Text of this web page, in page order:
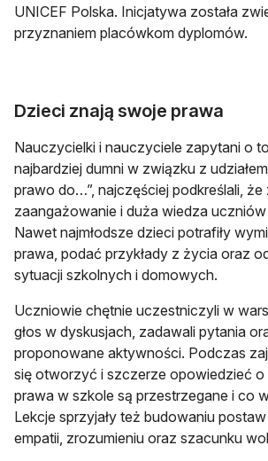
UNICEF Polska. Inicjatywa została
przyznaniem placówkom dyplomów.
Dzieci znają swoje prawa
Nauczycielki i nauczyciele zapytani o
najbardziej dumni w związku z
prawo do…”, najczęściej podkreślali, że
zaangażowanie i duża wiedza
Nawet najmłodsze dzieci potrafiły
prawa, podać przykłady z życia oraz
sytuacji szkolnych i domowych.
Uczniowie chętnie uczestniczyli w
głos w dyskusjach, zadawali pytania
proponowane aktywności. Podczas
się otworzyć i szczerze opowiedzieć
prawa w szkole są przestrzegane i co
Lekcje sprzyjały też budowaniu
empatii, zrozumieniu oraz szacunku